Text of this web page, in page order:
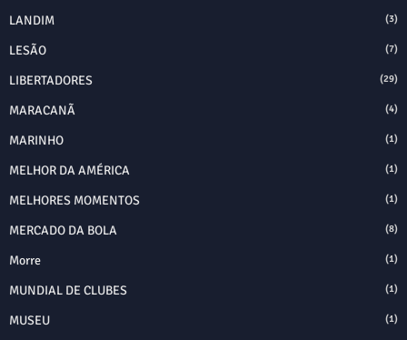
LANDIM (3)
LESÃO (7)
LIBERTADORES (29)
MARACANÃ (4)
MARINHO (1)
MELHOR DA AMÉRICA (1)
MELHORES MOMENTOS (1)
MERCADO DA BOLA (8)
Morre (1)
MUNDIAL DE CLUBES (1)
MUSEU (1)